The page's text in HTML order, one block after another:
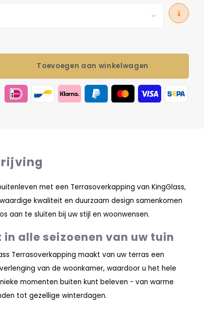
Toevoegen aan winkelwagen
met een Terrasoverkapping van KingGlass,
kwaliteit en duurzaam design samenkomen
aan te sluiten bij uw stijl en woonwensen.
in alle seizoenen van uw tuin
Terrasoverkapping maakt van uw terras een
van de woonkamer, waardoor u het hele
momenten buiten kunt beleven - van warme
tot gezellige winterdagen.